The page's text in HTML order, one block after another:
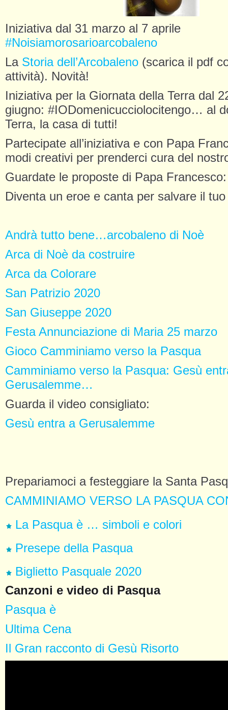
Iniziativa dal 31 marzo al 7 aprile
#Noisiamorosarioarcobaleno
La Storia dell’Arcobaleno (scarica il pdf
attività). Novità!
Iniziativa per la Giornata della Terra dal
giugno: #IODomenicucciolocitengo… al
Terra, la casa di tutti!
Partecipate all’iniziativa e con Papa
modi creativi per prenderci cura del
Guardate le proposte di Papa
Diventa un eroe e canta per salvare il
Andrà tutto bene…arcobaleno di Noè
Arca di Noè da costruire
Arca da Colorare
San Patrizio 2020
San Giuseppe 2020
Festa Annunciazione di Maria 25 marzo
Gioco Camminiamo verso la Pasqua
Camminiamo verso la Pasqua: Gesù
Gerusalemme…
Guarda il video consigliato:
Gesù entra a Gerusalemme
Prepariamoci a festeggiare la Santa
CAMMINIAMO VERSO LA PASQUA
La Pasqua è … simboli e colori
Presepe della Pasqua
Biglietto Pasquale 2020
Canzoni e video di Pasqua
Pasqua è
Ultima Cena
Il Gran racconto di Gesù Risorto